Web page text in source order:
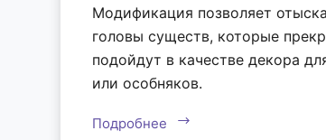
Модификация позволяет
головы существ, которые
подойдут в качестве декора
или особняков.
Подробнее